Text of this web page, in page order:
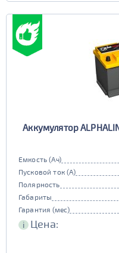
Аккумулятор
Емкость (Ач)
Пусковой ток (А)
Полярность
Габариты
Гарантия (мес)
i Цена: